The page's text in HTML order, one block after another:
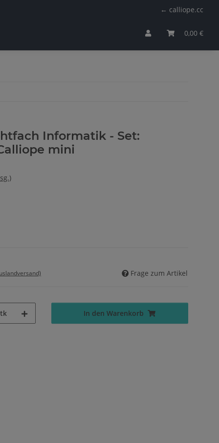
← calliope.cc
0,00 €
Informatik - Set:
mini
Frage zum Artikel
In den Warenkorb